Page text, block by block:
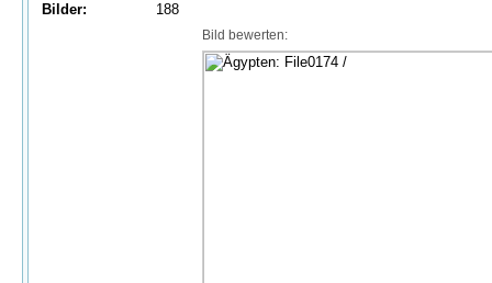
Bilder:
188
Bild bewerten: